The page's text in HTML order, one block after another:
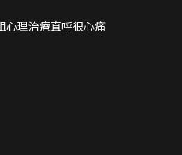
心理治療直呼很心痛